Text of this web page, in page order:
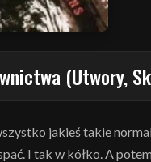
(Utwory,
jakieś takie
I tak w kółko. A